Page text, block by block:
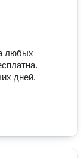
любых
дней.
—